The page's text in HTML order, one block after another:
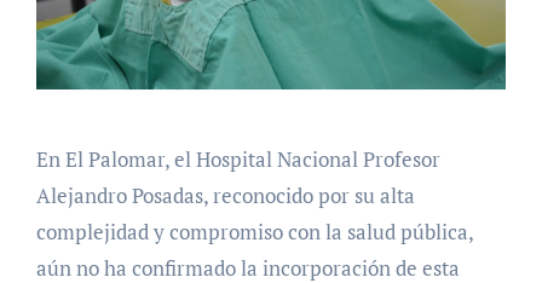
En El Palomar, el Hospital Nacional Profesor
Alejandro Posadas, reconocido por su alta
complejidad y compromiso con la salud pública,
aún no ha confirmado la incorporación de esta